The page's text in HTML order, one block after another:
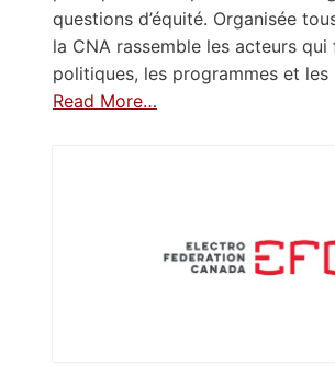
questions d’équité. Organisée
la CNA rassemble les acteurs
politiques, les programmes et
Read More…